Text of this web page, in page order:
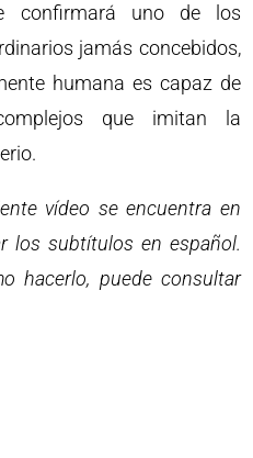
confirmará uno de los
jamás concebidos,
humana es capaz de
que imitan la
vídeo se encuentra en
los subtítulos en español.
hacerlo, puede consultar